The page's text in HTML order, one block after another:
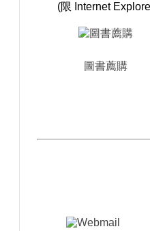
(限 Internet
圖書薦購